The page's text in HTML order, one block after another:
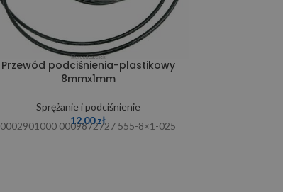
Przewód podciśnienia-plastikowy
8mmx1mm
Sprężanie i podciśnienie
12,00zł
0002901000 0009872727 555-8×1-025